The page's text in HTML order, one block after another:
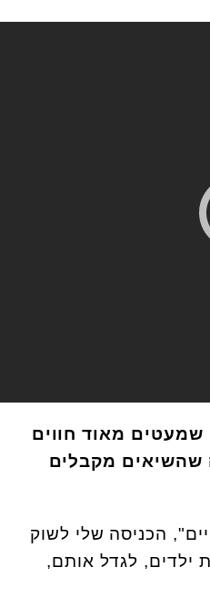
מאוד חווים
שהשיאים מקבלים
הכניסה שלי לשוק
ילדים, לגדל אותם,